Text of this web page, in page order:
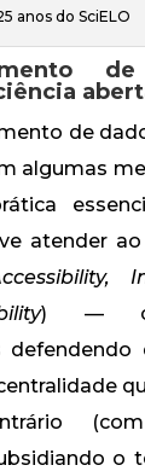
anos do SciELO
de
algumas
atender ao
) —
o